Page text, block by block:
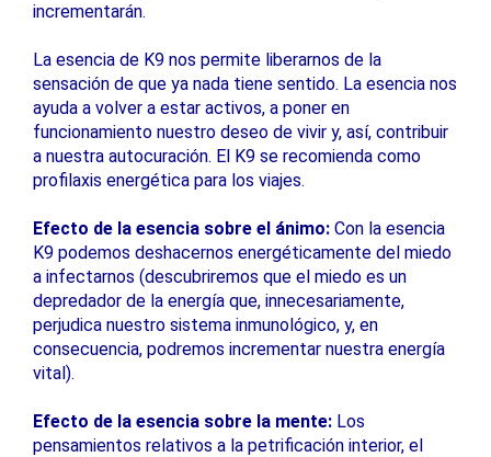
incrementarán.
La esencia de K9 nos permite liberarnos de la
sensación de que ya nada tiene sentido. La esencia nos
ayuda a volver a estar activos, a poner en
funcionamiento nuestro deseo de vivir y, así, contribuir
a nuestra autocuración. El K9 se recomienda como
profilaxis energética para los viajes.
Efecto de la esencia sobre el ánimo: Con la esencia
K9 podemos deshacernos energéticamente del miedo
a infectarnos (descubriremos que el miedo es un
depredador de la energía que, innecesariamente,
perjudica nuestro sistema inmunológico, y, en
consecuencia, podremos incrementar nuestra energía
vital).
Efecto de la esencia sobre la mente: Los
pensamientos relativos a la petrificación interior, el